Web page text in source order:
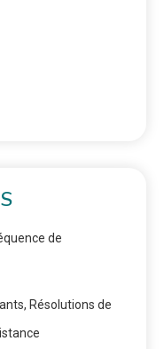
de
Résolutions de